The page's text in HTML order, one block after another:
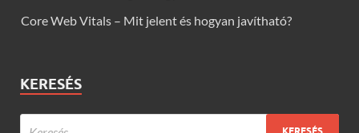
Core Web Vitals – Mit jelent és hogyan javítható?
KERESÉS